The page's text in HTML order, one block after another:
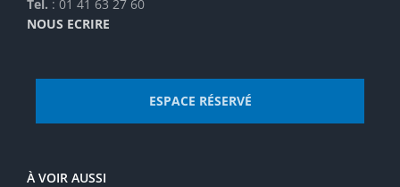
Tel. : 01 41 63 27 60
NOUS ECRIRE
ESPACE RÉSERVÉ
À VOIR AUSSI